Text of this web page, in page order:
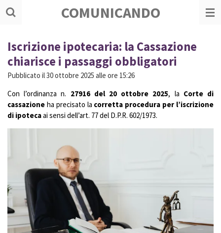
Vai
principale
COMUNICANDO
Iscrizione ipotecaria: la Cassazione
chiarisce i passaggi obbligatori
Pubblicato il 30 ottobre 2025 alle ore 15:26
Con l’ordinanza n. 27916 del 20 ottobre 2025, la Corte di
cassazione ha precisato la corretta procedura per l’iscrizione
di ipotecaai sensi dell’art. 77 del D.P.R. 602/1973.